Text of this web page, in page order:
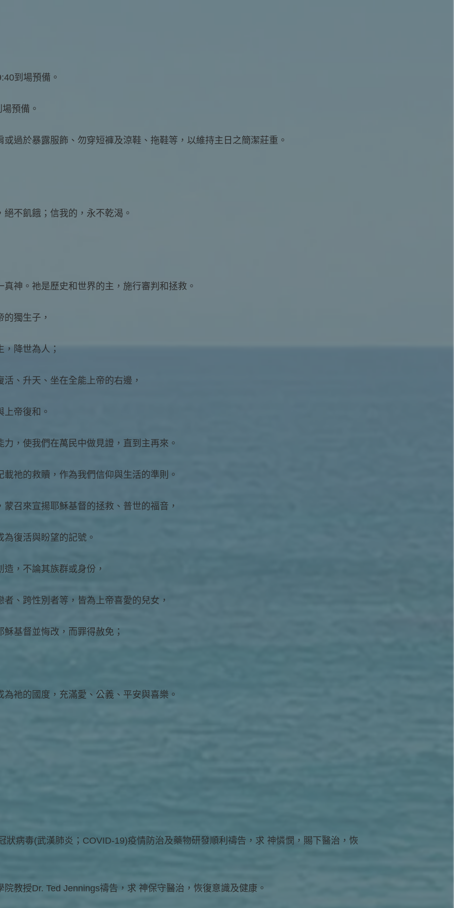
到場預備。
預備。
過於暴露服飾、勿穿短褲及涼鞋、拖鞋等，以維持主日之簡潔莊重。
不飢餓；信我的，永不乾渴。
神。祂是歷史和世界的主，施行審判和拯救。
獨生子，
降世為人；
、升天、坐在全能上帝的右邊，
帝復和。
，使我們在萬民中做見證，直到主再來。
祂的救贖，作為我們信仰與生活的準則。
召來宣揚耶穌基督的拯救、普世的福音，
復活與盼望的記號。
，不論其族群或身份，
、跨性別者等，皆為上帝喜愛的兒女，
基督並悔改，而罪得赦免；
祂的國度，充滿愛、公義、平安與喜樂。
狀病毒(武漢肺炎；COVID-19)疫情防治及藥物研發順利禱告，求 神憐憫，賜下醫治，恢
教授Dr. Ted Jennings禱告，求 神保守醫治，恢復意識及健康。